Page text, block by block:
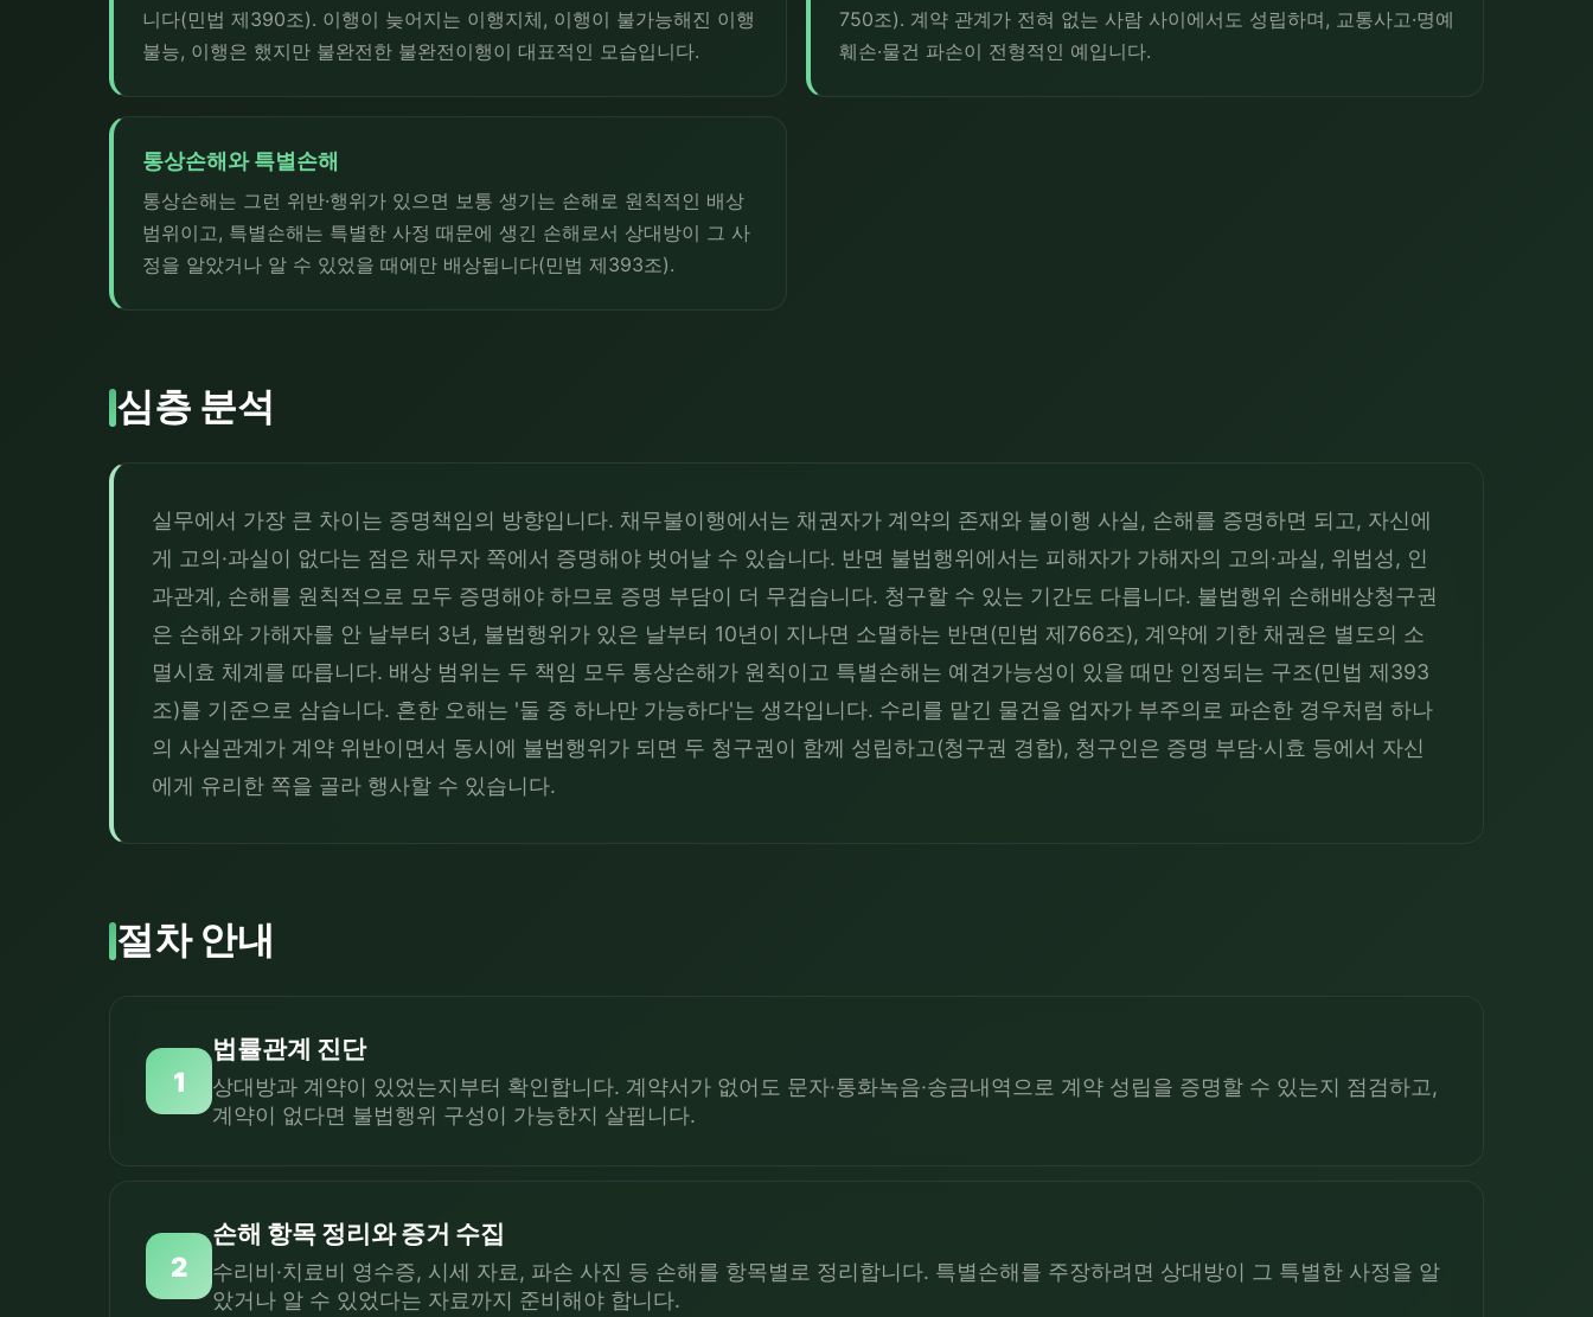
니다(민법 제390조). 이행이 늦어지는 이행지체, 이행이 불가능해진 이행
불능, 이행은 했지만 불완전한 불완전이행이 대표적인 모습입니다.
750조). 계약 관계가 전혀 없는 사람 사이에서도 성립하며, 교통사고·명예
훼손·물건 파손이 전형적인 예입니다.
통상손해와 특별손해
통상손해는 그런 위반·행위가 있으면 보통 생기는 손해로 원칙적인 배상
범위이고, 특별손해는 특별한 사정 때문에 생긴 손해로서 상대방이 그 사
정을 알았거나 알 수 있었을 때에만 배상됩니다(민법 제393조).
심층 분석
실무에서 가장 큰 차이는 증명책임의 방향입니다. 채무불이행에서는 채권자가 계약의 존재와 불이행 사실, 손해를 증명하면 되고, 자신에
게 고의·과실이 없다는 점은 채무자 쪽에서 증명해야 벗어날 수 있습니다. 반면 불법행위에서는 피해자가 가해자의 고의·과실, 위법성, 인
과관계, 손해를 원칙적으로 모두 증명해야 하므로 증명 부담이 더 무겁습니다. 청구할 수 있는 기간도 다릅니다. 불법행위 손해배상청구권
은 손해와 가해자를 안 날부터 3년, 불법행위가 있은 날부터 10년이 지나면 소멸하는 반면(민법 제766조), 계약에 기한 채권은 별도의 소
멸시효 체계를 따릅니다. 배상 범위는 두 책임 모두 통상손해가 원칙이고 특별손해는 예견가능성이 있을 때만 인정되는 구조(민법 제393
조)를 기준으로 삼습니다. 흔한 오해는 '둘 중 하나만 가능하다'는 생각입니다. 수리를 맡긴 물건을 업자가 부주의로 파손한 경우처럼 하나
의 사실관계가 계약 위반이면서 동시에 불법행위가 되면 두 청구권이 함께 성립하고(청구권 경합), 청구인은 증명 부담·시효 등에서 자신
에게 유리한 쪽을 골라 행사할 수 있습니다.
절차 안내
1
법률관계 진단
상대방과 계약이 있었는지부터 확인합니다. 계약서가 없어도 문자·통화녹음·송금내역으로 계약 성립을 증명할 수 있는지 점검하고,
계약이 없다면 불법행위 구성이 가능한지 살핍니다.
2
손해 항목 정리와 증거 수집
수리비·치료비 영수증, 시세 자료, 파손 사진 등 손해를 항목별로 정리합니다. 특별손해를 주장하려면 상대방이 그 특별한 사정을 알
았거나 알 수 있었다는 자료까지 준비해야 합니다.